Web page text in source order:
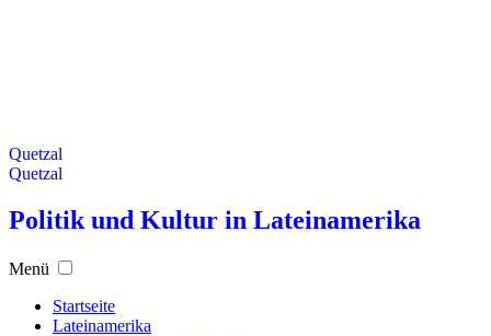
Quetzal
Quetzal
Politik und Kultur in Lateinamerika
Menü
Startseite
Lateinamerika